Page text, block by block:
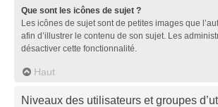
Que sont les icônes de sujet ?
Les icônes de sujet sont de petites images que
afin d’illustrer le contenu de son sujet. Les
désactiver cette fonctionnalité.
Haut
Niveaux des utilisateurs et groupes